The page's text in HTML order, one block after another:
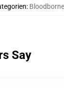
:
Say